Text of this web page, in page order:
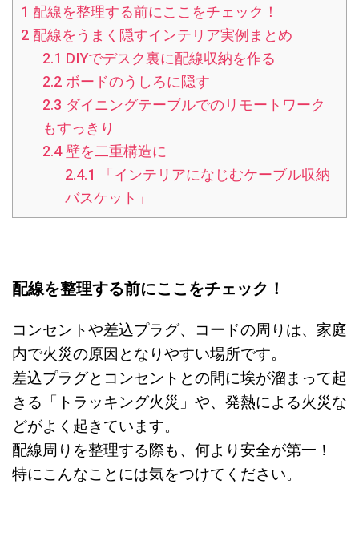
1 配線を整理する前にここをチェック！
2配線をうまく隠すインテリア実例まとめ
2.1 DIYでデスク裏に配線収納を作る
2.2 ボードのうしろに隠す
2.3 ダイニングテーブルでのリモートワーク
もすっきり
2.4壁を二重構造に
2.4.1
「インテリアになじむケーブル収納
バスケット」
配線を整理する前にここをチェック！
コンセントや差込プラグ、コードの周りは、家庭
内で火災の原因となりやすい場所です。
差込プラグとコンセントとの間に埃が溜まって起
きる「トラッキング火災」や、発熱による火災な
どがよく起きています。
配線周りを整理する際も、何より安全が第一！
特にこんなことには気をつけてください。